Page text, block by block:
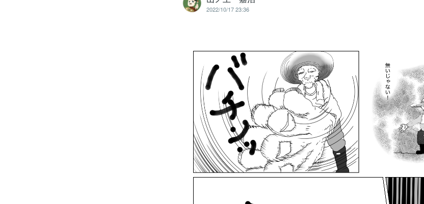
2022/10/17 23:36